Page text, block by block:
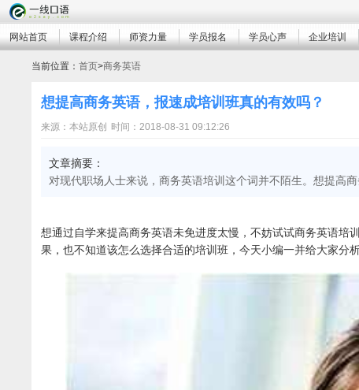
网站首页 课程介绍 师资力量 学员报名 学员心声 企业培训
当前位置：首页>商务英语
想提高商务英语，报速成培训班真的有效吗？
来源：本站原创 时间：2018-08-31 09:12:26
文章摘要：
对现代职场人士来说，商务英语培训这个词并不陌生。想提高
想通过自学来提高商务英语未免进度太慢，不妨试试商务英语培
果，也不知道该怎么选择合适的培训班，今天小编一并给大家分析